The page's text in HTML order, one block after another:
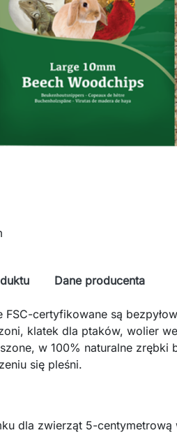
Dane producenta
certyfikowane są
klatek dla ptaków, wolier
w 100% naturalne zrębki
się pleśni.
dla zwierząt 5-